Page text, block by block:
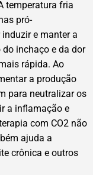
temperatura fria
pró-
e manter a
inchaço e da dor
rápida. Ao
a produção
para neutralizar os
a inflamação e
com CO2 não
ajuda a
crônica e outros